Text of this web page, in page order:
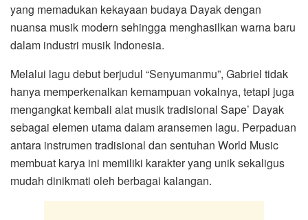
yang memadukan kekayaan budaya Dayak dengan
nuansa musik modern sehingga menghasilkan warna baru
dalam industri musik Indonesia.
Melalui lagu debut berjudul “Senyumanmu”, Gabriel tidak
hanya memperkenalkan kemampuan vokalnya, tetapi juga
mengangkat kembali alat musik tradisional Sape’ Dayak
sebagai elemen utama dalam aransemen lagu. Perpaduan
antara instrumen tradisional dan sentuhan World Music
membuat karya ini memiliki karakter yang unik sekaligus
mudah dinikmati oleh berbagai kalangan.